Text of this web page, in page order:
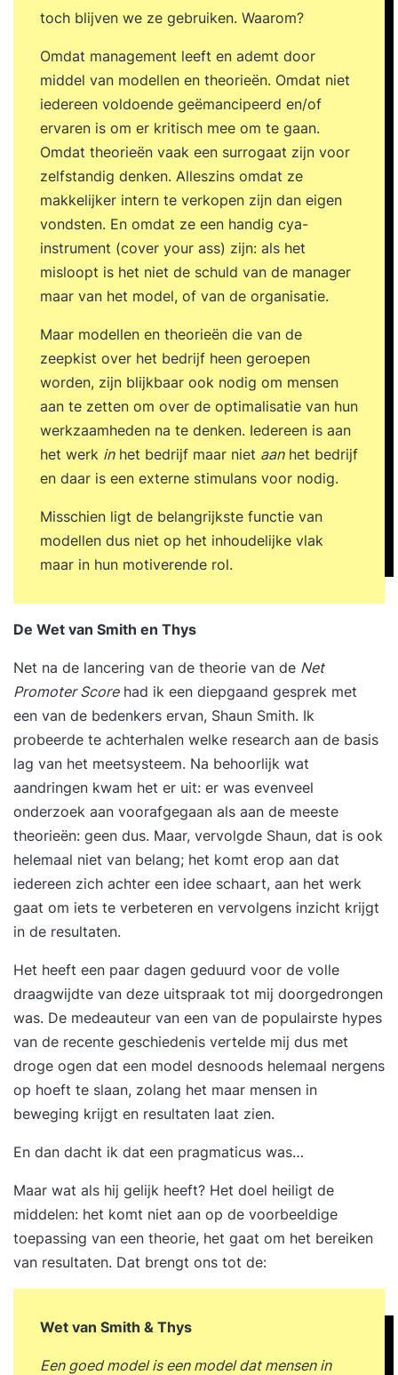
toch blijven we ze gebruiken. Waarom?
Omdat management leeft en ademt door
middel van modellen en theorieën. Omdat niet
iedereen voldoende geëmancipeerd en/of
ervaren is om er kritisch mee om te gaan.
Omdat theorieën vaak een surrogaat zijn voor
zelfstandig denken. Alleszins omdat ze
makkelijker intern te verkopen zijn dan eigen
vondsten. En omdat ze een handig cya-
instrument (cover your ass) zijn: als het
misloopt is het niet de schuld van de manager
maar van het model, of van de organisatie.
Maar modellen en theorieën die van de
zeepkist over het bedrijf heen geroepen
worden, zijn blijkbaar ook nodig om mensen
aan te zetten om over de optimalisatie van hun
werkzaamheden na te denken. Iedereen is aan
het werk inhet bedrijf maar niet aanhet bedrijf
en daar is een externe stimulans voor nodig.
Misschien ligt de belangrijkste functie van
modellen dus niet op het inhoudelijke vlak
maar in hun motiverende rol.
De Wet van Smith en Thys
Net na de lancering van de theorie van de Net
Promoter Scorehad ik een diepgaand gesprek met
een van de bedenkers ervan, Shaun Smith. Ik
probeerde te achterhalen welke research aan de basis
lag van het meetsysteem. Na behoorlijk wat
aandringen kwam het er uit: er was evenveel
onderzoek aan voorafgegaan als aan de meeste
theorieën: geen dus. Maar, vervolgde Shaun, dat is ook
helemaal niet van belang; het komt erop aan dat
iedereen zich achter een idee schaart, aan het werk
gaat om iets te verbeteren en vervolgens inzicht krijgt
in de resultaten.
Het heeft een paar dagen geduurd voor de volle
draagwijdte van deze uitspraak tot mij doorgedrongen
was. De medeauteur van een van de populairste hypes
van de recente geschiedenis vertelde mij dus met
droge ogen dat een model desnoods helemaal nergens
op hoeft te slaan, zolang het maar mensen in
beweging krijgt en resultaten laat zien.
En dan dacht ik dat een pragmaticus was…
Maar wat als hij gelijk heeft? Het doel heiligt de
middelen: het komt niet aan op de voorbeeldige
toepassing van een theorie, het gaat om het bereiken
van resultaten. Dat brengt ons tot de:
Wet van Smith & Thys
Een goed model is een model dat mensen in